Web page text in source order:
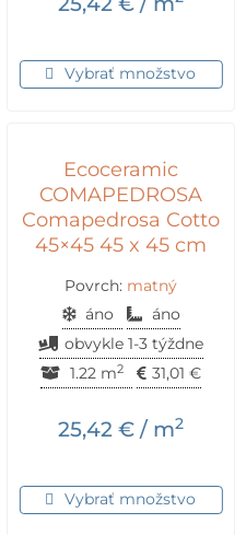
Vybrať množstvo
Ecoceramic
COMAPEDROSA
Comapedrosa Cotto
45×45 45 x 45 cm
Povrch: matný
áno
áno
obvykle 1-3 týždne
1.22 m2 31,01 €
25,42 € / m2
Vybrať množstvo